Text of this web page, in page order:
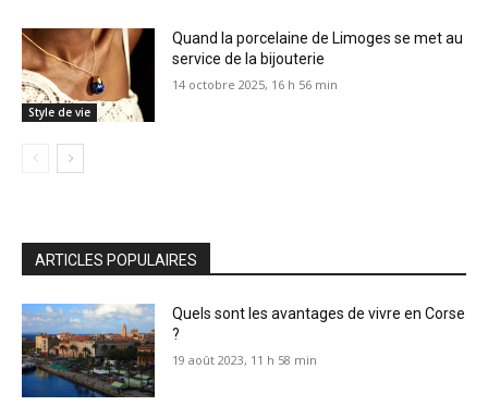
Style de vie
Quand la porcelaine de Limoges se met au
service de la bijouterie
14 octobre 2025, 16 h 56 min
ARTICLES POPULAIRES
Quels sont les avantages de vivre en Corse
?
19 août 2023, 11 h 58 min